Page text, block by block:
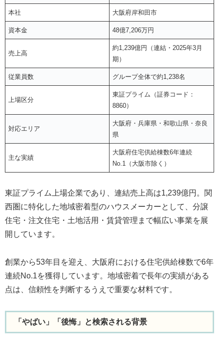
本社 大阪府岸和田市
資本金 48億7,206万円
売上高
約1,239億円（連結・2025年3月
期）
従業員数 グループ全体で約1,238名
上場区分
東証プライム（証券コード：
8860）
対応エリア
大阪府・兵庫県・和歌山県・奈良
県
主な実績
大阪府住宅供給棟数6年連続
No.1（大阪市除く）
東証プライム上場企業であり、連結売上高は1,239億円。関
西圏に特化した地域密着型のハウスメーカーとして、分譲
住宅・注文住宅・土地活用・賃貸管理まで幅広い事業を展
開しています。
創業から53年目を迎え、大阪府における住宅供給棟数で6年
連続No.1を獲得しています。地域密着で長年の実績がある
点は、信頼性を判断するうえで重要な材料です。
「やばい」「後悔」と検索される背景